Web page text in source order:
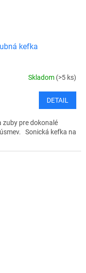
kefka
Skladom (>5 ks)
DETAIL
zuby pre dokonalé
Sonická kefka na